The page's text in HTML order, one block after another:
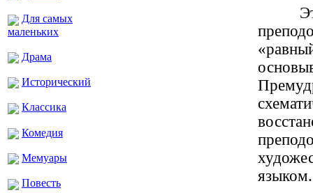
Для самых
маленьких
Драма
Исторический
Классика
Комедия
Мемуары
Повесть
языком.